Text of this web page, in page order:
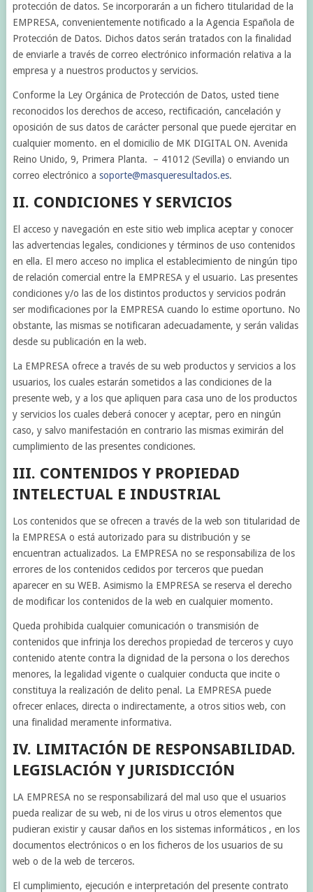
protección de datos. Se incorporarán a un fichero titularidad de la
EMPRESA, convenientemente notificado a la Agencia Española de
Protección de Datos. Dichos datos serán tratados con la finalidad
de enviarle a través de correo electrónico información relativa a la
empresa y a nuestros productos y servicios.
Conforme la Ley Orgánica de Protección de Datos, usted tiene
reconocidos los derechos de acceso, rectificación, cancelación y
oposición de sus datos de carácter personal que puede ejercitar en
cualquier momento. en el domicilio de MK DIGITAL ON. Avenida
Reino Unido, 9, Primera Planta. – 41012 (Sevilla) o enviando un
correo electrónico a soporte@masqueresultados.es.
II. CONDICIONES Y SERVICIOS
El acceso y navegación en este sitio web implica aceptar y conocer
las advertencias legales, condiciones y términos de uso contenidos
en ella. El mero acceso no implica el establecimiento de ningún tipo
de relación comercial entre la EMPRESA y el usuario. Las presentes
condiciones y/o las de los distintos productos y servicios podrán
ser modificaciones por la EMPRESA cuando lo estime oportuno. No
obstante, las mismas se notificaran adecuadamente, y serán validas
desde su publicación en la web.
La EMPRESA ofrece a través de su web productos y servicios a los
usuarios, los cuales estarán sometidos a las condiciones de la
presente web, y a los que apliquen para casa uno de los productos
y servicios los cuales deberá conocer y aceptar, pero en ningún
caso, y salvo manifestación en contrario las mismas eximirán del
cumplimiento de las presentes condiciones.
III. CONTENIDOS Y PROPIEDAD
INTELECTUAL E INDUSTRIAL
Los contenidos que se ofrecen a través de la web son titularidad de
la EMPRESA o está autorizado para su distribución y se
encuentran actualizados. La EMPRESA no se responsabiliza de los
errores de los contenidos cedidos por terceros que puedan
aparecer en su WEB. Asimismo la EMPRESA se reserva el derecho
de modificar los contenidos de la web en cualquier momento.
Queda prohibida cualquier comunicación o transmisión de
contenidos que infrinja los derechos propiedad de terceros y cuyo
contenido atente contra la dignidad de la persona o los derechos
menores, la legalidad vigente o cualquier conducta que incite o
constituya la realización de delito penal. La EMPRESA puede
ofrecer enlaces, directa o indirectamente, a otros sitios web, con
una finalidad meramente informativa.
IV. LIMITACIÓN DE RESPONSABILIDAD.
LEGISLACIÓN Y JURISDICCIÓN
LA EMPRESA no se responsabilizará del mal uso que el usuarios
pueda realizar de su web, ni de los virus u otros elementos que
pudieran existir y causar daños en los sistemas informáticos , en los
documentos electrónicos o en los ficheros de los usuarios de su
web o de la web de terceros.
El cumplimiento, ejecución e interpretación del presente contrato